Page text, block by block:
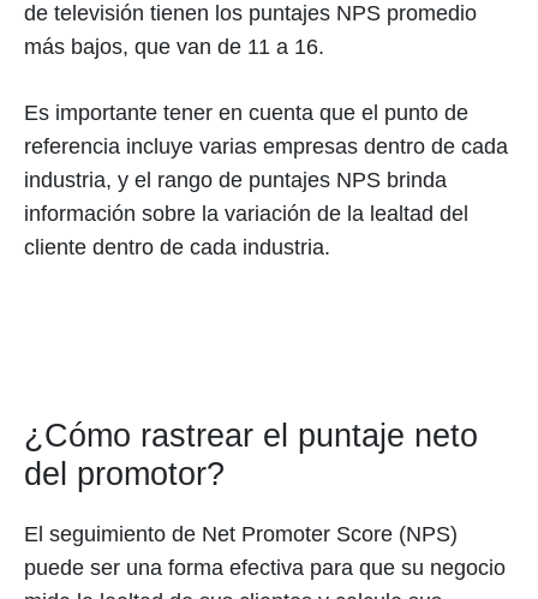
de televisión tienen los puntajes NPS promedio
más bajos, que van de 11 a 16.
Es importante tener en cuenta que el punto de
referencia incluye varias empresas dentro de cada
industria, y el rango de puntajes NPS brinda
información sobre la variación de la lealtad del
cliente dentro de cada industria.
¿Cómo rastrear el puntaje neto
del promotor?
El seguimiento de Net Promoter Score (NPS)
puede ser una forma efectiva para que su negocio